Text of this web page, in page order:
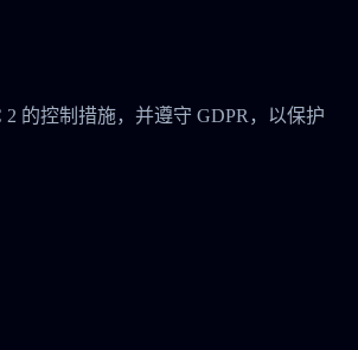
2 的控制措施，并遵守 GDPR，以保护